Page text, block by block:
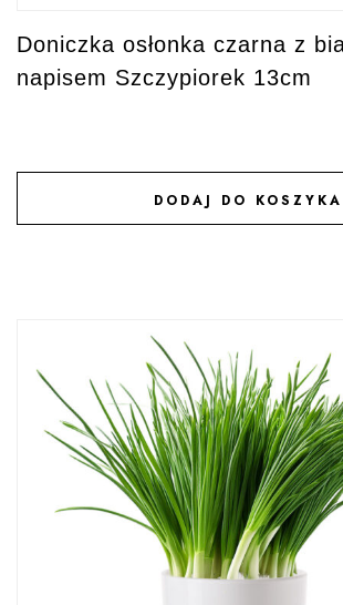
Doniczka osłonka czarna z
napisem Szczypiorek 13cm
DODAJ DO KOSZYKA
DODAJ DO